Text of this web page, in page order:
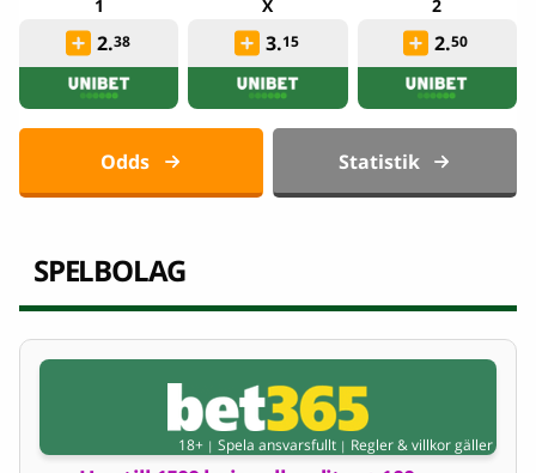
2.38 3.15 2.50
Odds Statistik
SPELBOLAG
18+ | Spela ansvarsfullt | Regler & villkor gäller